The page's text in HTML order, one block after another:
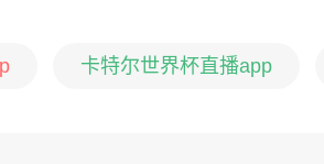
卡特尔世界杯直播app